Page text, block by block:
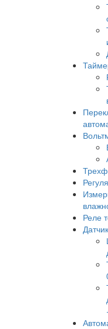
Реле